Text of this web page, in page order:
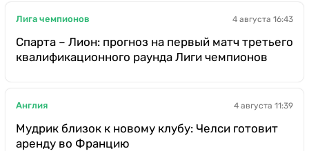
Лига чемпионов 4 августа 16:43
Спарта – Лион: прогноз на первый матч третьего
квалификационного раунда Лиги чемпионов
Англия 4 августа 11:39
Мудрик близок к новому клубу: Челси готовит
аренду во Францию